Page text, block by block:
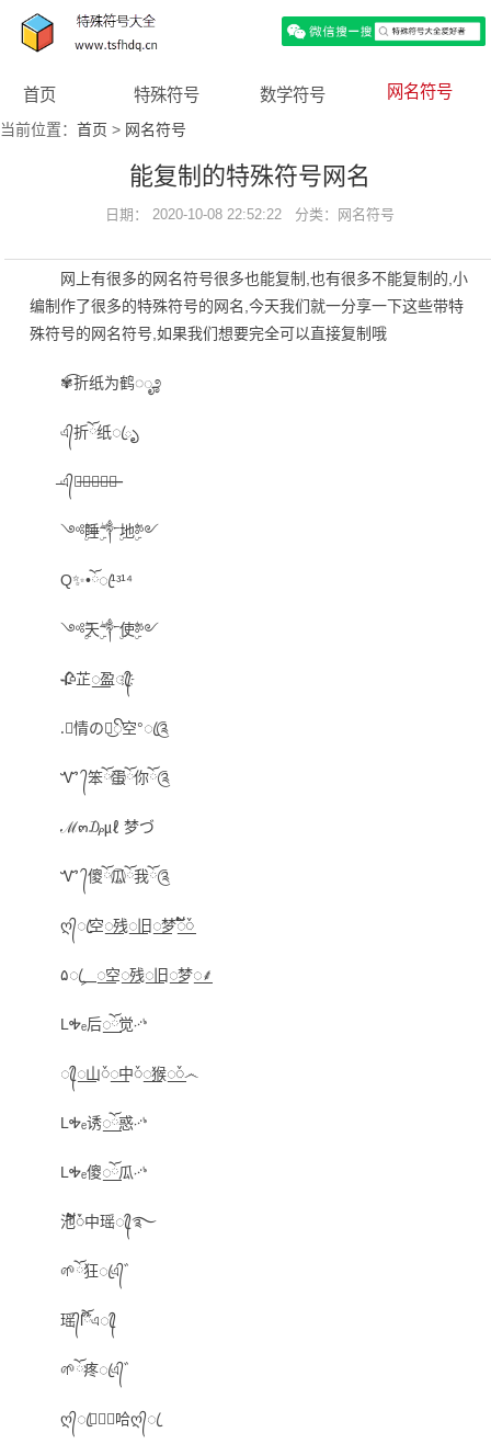
首页 特殊符号 数学符号 网名符号
当前位置： 首页 > 网名符号
能复制的特殊符号网名
日期： 2020-10-08 22:52:22 分类： 网名符号
网上有很多的网名符号很多也能复制,也有很多不能复制的,小
编制作了很多的特殊符号的网名,今天我们就一分享一下这些带特
殊符号的网名符号,如果我们想要完全可以直接复制哦
✾͡折纸为鹤◌ೄ೨
এ᭄折ོ纸ꦿృ
̶̶এ᭄ꦿ̶折̶纸̶为̶鹤̶̶
༺ۣۖ睡ۣۖ༒ۣ地ۣۖ༻
Q✨•ོꦿ¹ᵌ¹⁴
༺ۣۖ天ۣۖ༒ۣ使ۣۖ༻
🥀芷꯭盈ꦿ҉᭄
.ོ情の已͜ꦼ空°ꦿ༊
Ꮙ ᭄笨ོ蛋⃝ོ你ོ༊
ℳ๓₯㎕ 梦づ
Ꮙ ᭄傻ོ瓜⃝ོ我ོ༊
ღ᭄ꦿ空꯭残꯭旧꯭梦꯭໌້ᮨ
۵ꦿ⸐꯭空꯭残꯭旧꯭梦꯭⸙
LᎭₑ后꯭ོ觉࿚ᔉ
ꦿ᭄꯭山ᮨ꯭中ᮨ꯭猴꯭ᮨ෴
LᎭₑ诱꯭ོ惑࿚ᔉ
LᎭₑ傻꯭ོ瓜࿚ᔉ
池້໌ᮩ中瑶ꦿ᭄࿐
🌱ོ狂ꦿএ᭄゛
瑶᭄l໊ོএꦿ᭄
🌱ོ疼ꦿএ᭄゛
ღ᭄ꦿ二⃢⃢哈ღ᭄ꦿ